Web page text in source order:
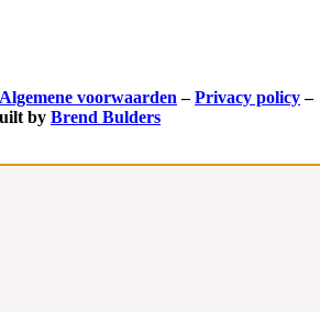
Algemene voorwaarden –Privacy policy–
by Brend Bulders